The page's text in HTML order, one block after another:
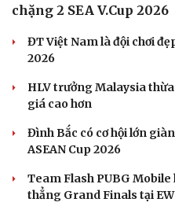
chặng 2 SEA V.Cup 2026
ĐT Việt Nam là đội chơi
2026
HLV trưởng Malaysia
giá cao hơn
Đình Bắc có cơ hội lớn
ASEAN Cup 2026
Team Flash PUBG
thẳng Grand Finals tại